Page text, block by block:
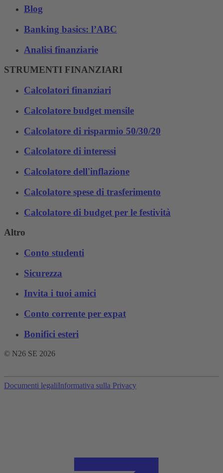
Blog
Banking basics: l’ABC
Analisi finanziarie
STRUMENTI FINANZIARI
Calcolatori finanziari
Calcolatore budget mensile
Calcolatore di risparmio 50/30/20
Calcolatore di interessi
Calcolatore dell'inflazione
Calcolatore spese di trasferimento
Calcolatore di budget per le festività
Altro
Conto studenti
Sicurezza
Invita i tuoi amici
Conto corrente per expat
Bonifici esteri
© N26 SE 2026
Documenti legaliInformativa sulla Privacy